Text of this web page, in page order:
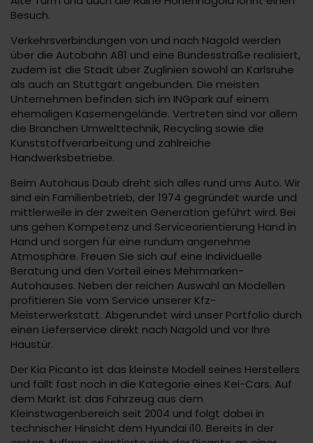
Besuch.
Verkehrsverbindungen von und nach Nagold werden
über die Autobahn A81 und eine Bundesstraße realisiert,
zudem ist die Stadt über Zuglinien sowohl an Karlsruhe
als auch an Stuttgart angebunden. Die meisten
Unternehmen befinden sich im INGpark auf einem
ehemaligen Kasernengelände. Vertreten sind vor allem
die Branchen Umwelttechnik, Recycling sowie die
Kunststoffverarbeitung und zahlreiche
Handwerksbetriebe.
Beim Autohaus Daub dreht sich alles rund ums Auto. Wir
sind ein Familienbetrieb, der 1974 gegründet wurde und
mittlerweile in der zweiten Generation geführt wird. Bei
uns gehen Kompetenz und Serviceorientierung Hand in
Hand und sorgen für eine rundum angenehme
Atmosphäre. Freuen Sie sich auf eine individuelle
Beratung und den Vorteil eines Mehrmarken-
Autohauses. Neben der reichen Auswahl an Modellen
profitieren Sie vom Service unserer Kfz-
Meisterwerkstatt. Abgerundet wird unser Portfolio durch
einen Lieferservice direkt nach Nagold und vor Ihre
Haustür.
Der Kia Picanto ist das kleinste Modell seines Herstellers
und fällt fast noch in die Kategorie eines Kei-Cars. Auf
dem Markt ist das Fahrzeug aus dem
Kleinstwagenbereich seit 2004 und folgt dabei in
technischer Hinsicht dem Hyundai i10. Bereits in der